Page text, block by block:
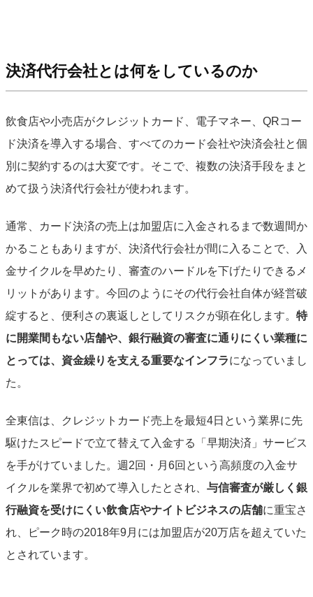
決済代行会社とは何をしているのか
飲食店や小売店がクレジットカード、電子マネー、QRコー
ド決済を導入する場合、すべてのカード会社や決済会社と個
別に契約するのは大変です。そこで、複数の決済手段をまと
めて扱う決済代行会社が使われます。
通常、カード決済の売上は加盟店に入金されるまで数週間か
かることもありますが、決済代行会社が間に入ることで、入
金サイクルを早めたり、審査のハードルを下げたりできるメ
リットがあります。今回のようにその代行会社自体が経営破
綻すると、便利さの裏返しとしてリスクが顕在化します。 特
に開業間もない店舗や、銀行融資の審査に通りにくい業種に
とっては、資金繰りを支える重要なインフラになっていまし
た。
全東信は、クレジットカード売上を最短4日という業界に先
駆けたスピードで立て替えて入金する「早期決済」サービス
を手がけていました。週2回・月6回という高頻度の入金サ
イクルを業界で初めて導入したとされ、 与信審査が厳しく銀
行融資を受けにくい飲食店やナイトビジネスの店舗に重宝さ
れ、ピーク時の2018年9月には加盟店が20万店を超えていた
とされています。